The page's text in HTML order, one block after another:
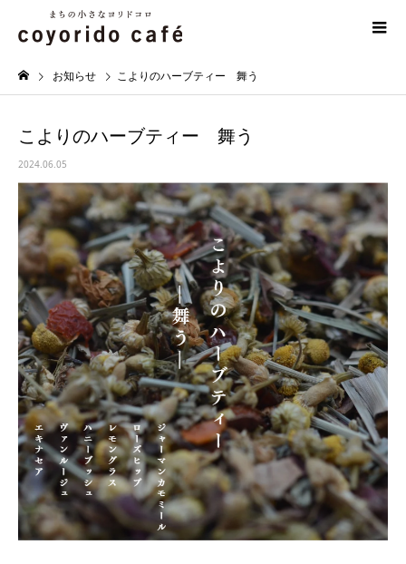
お知らせ こよりのハーブティー 舞う
こよりのハーブティー 舞う
2024.06.05